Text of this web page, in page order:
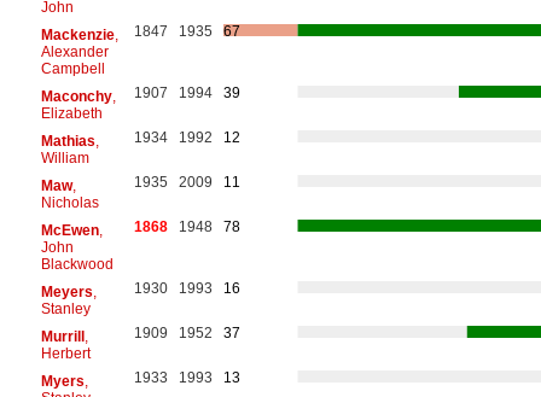
John
Mackenzie,
Alexander
Campbell
1847 1935 67
Maconchy,
Elizabeth
1907 1994 39
Mathias
William
1934 1992 12
Maw,
Nicholas
1935 2009 11
McEwen,
John
Blackwood
1868 1948 78
Meyers
Stanley
1930 1993 16
Murrill,
Herbert
1909 1952 37
Myers 1933 1993 13